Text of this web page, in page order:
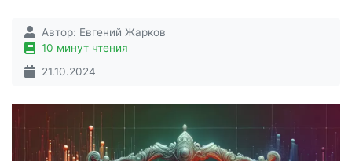
Автор: Евгений Жарков
10 минут чтения
21.10.2024